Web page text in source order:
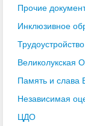
Прочие
Инклюзивное
Трудоустройство
Великолукская
Память и слава
Независимая
ЦДО